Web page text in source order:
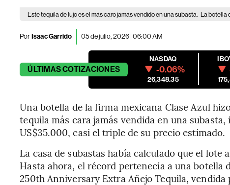
Este tequila de lujo es el más caro jamás vendido en una subasta. La botella
PorIsaac Garrido 05 de julio, 2026 | 06:00 AM
ÚLTIMASCOTIZACIONES
NASDAQ
-0.06%
26,348.35
Una botella de la firma mexicana Clase Azul
tequila más cara jamás vendida en una
US$35.000, casi el triple de su precio estimado.
La casa de subastas había calculado que el lote
Hasta ahora, el récord pertenecía a una botella
250th Anniversary Extra Añejo Tequila, vendida